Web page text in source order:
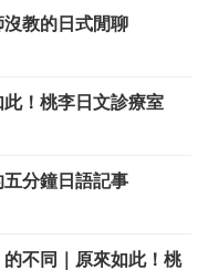
教的日式閒聊
！桃李日文診療室
分鐘日語記事
不同｜原來如此！桃